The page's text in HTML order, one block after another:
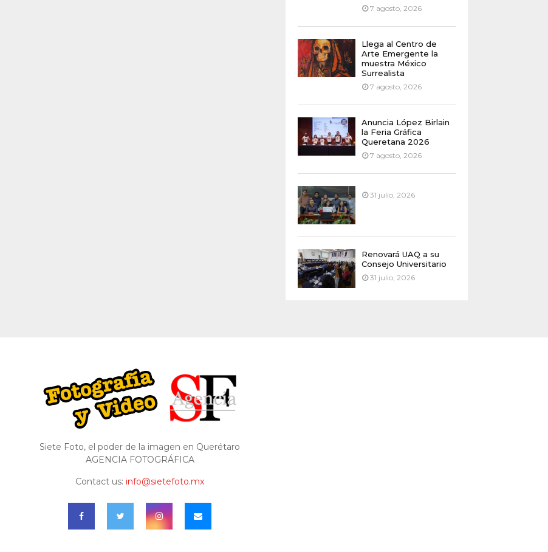
7 agosto, 2026
Llega al Centro de
Arte Emergente la
muestra México
Surrealista
7 agosto, 2026
Anuncia López Birlain
la Feria Gráfica
Queretana 2026
7 agosto, 2026
31 julio, 2026
Renovará UAQ a su
Consejo Universitario
31 julio, 2026
Siete Foto, el poder de la imagen en Querétaro
AGENCIA FOTOGRÁFICA
Contact us: info@sietefoto.mx